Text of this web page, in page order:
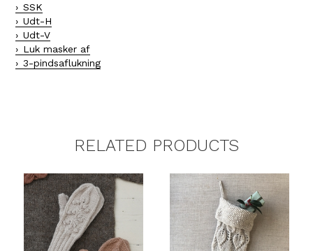
SSK
Udt-H
Udt-V
Luk masker af
3-pindsaflukning
RELATED PRODUCTS